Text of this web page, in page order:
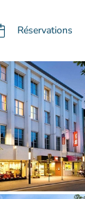
Réservations